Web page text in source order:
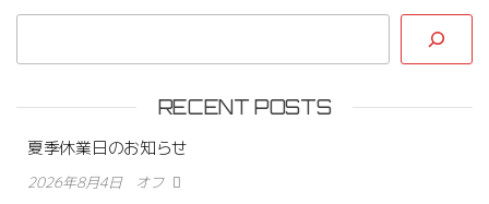
RECENT POSTS
夏季休業日のお知らせ
2026年8月4日 オフ